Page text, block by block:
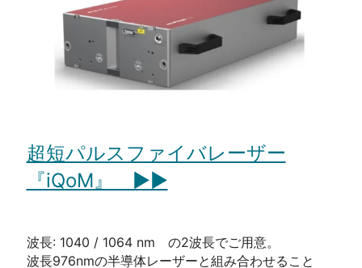
超短パルスファイバレーザー
『iQoM』 ▶▶
波長: 1040 / 1064 nm の2波長でご用意。
波長976nmの半導体レーザーと組み合わせること